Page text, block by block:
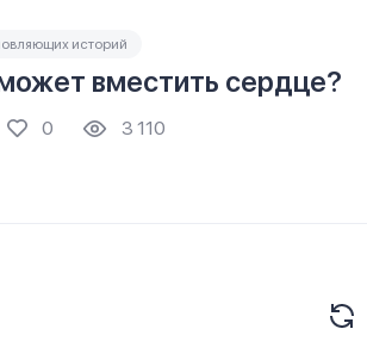
историй
вместить сердце?
0 3 110